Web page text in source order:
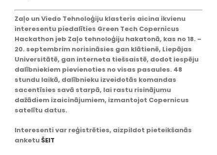
Zaļo un Viedo Tehnoloģiju klasteris aicina ikvienu
interesentu piedalīties Green Tech Copernicus
Hackathon jeb Zaļo tehnoloģiju hakatonā, kas no 18. –
20. septembrim norisināsies gan klātienē, Liepājas
Universitātē, gan interneta tiešsaistē, dodot iespēju
dalībniekiem pievienoties no visas pasaules. 48
stundu laikā, dalībnieku izveidotās komandas
sacentīsies savā starpā, lai rastu risinājumu
dažādiem izaicinājumiem, izmantojot Copernicus
satelītu datus.
Interesenti var reģistrēties, aizpildot pieteikšanās
anketuŠEIT